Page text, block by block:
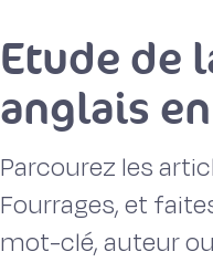
Etude de
anglais
Parcourez les
Fourrages, et
mot-clé, auteur